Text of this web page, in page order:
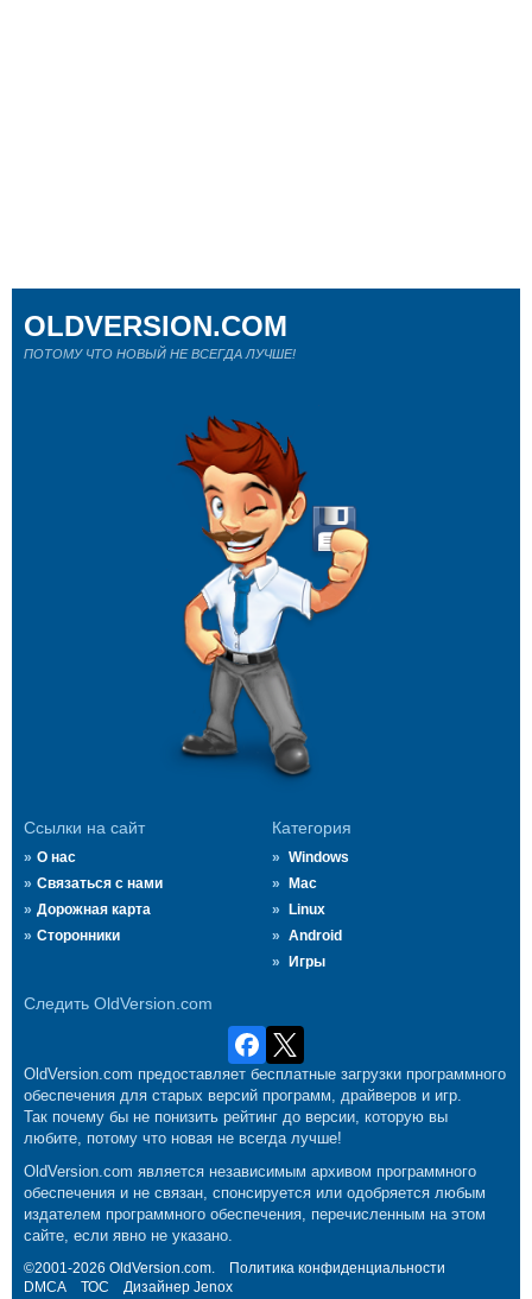
Ссылки на сайт
О нас
Связаться с нами
Дорожная карта
Сторонники
Категория
Windows
Mac
Linux
Android
Игры
Следить OldVersion.com
OLDVERSION.COM
ПОТОМУ ЧТО НОВЫЙ НЕ ВСЕГДА ЛУЧШЕ!
OldVersion.com предоставляет бесплатные загрузки программного
обеспечения для старых версий программ, драйверов и игр.
Так почему бы не понизить рейтинг до версии, которую вы
любите, потому что новая не всегда лучше!
OldVersion.com является независимым архивом программного
обеспечения и не связан, спонсируется или одобряется любым
издателем программного обеспечения, перечисленным на этом
сайте, если явно не указано.
©2001-2026 OldVersion.com.
Политика конфиденциальности
DMCA
ТОС Дизайнер Jenox